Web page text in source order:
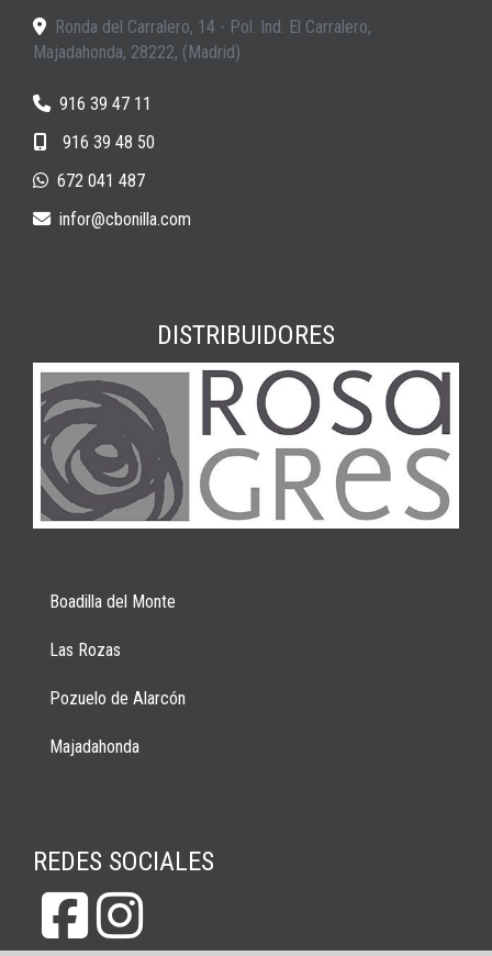
Ronda del Carralero, 14 - Pol. Ind. El Carralero,
Majadahonda, 28222, (Madrid)
916 39 47 11
916 39 48 50
672 041 487
infor
cbonilla.com
DISTRIBUIDORES
Boadilla del Monte
Las Rozas
Pozuelo de Alarcón
Majadahonda
REDES SOCIALES